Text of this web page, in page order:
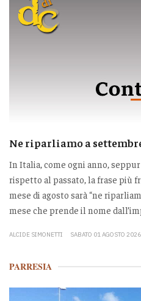
Ne riparliamo a
In Italia, come ogni anno,
rispetto al passato, la frase più
mese di agosto sarà “ne
mese che prende il nome
ALCIDE SIMONETTI SABATO 01 AGOSTO 2026
PARRESIA